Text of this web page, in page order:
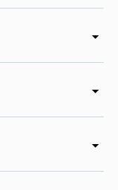
arrow_drop_down
arrow_drop_down
arrow_drop_down